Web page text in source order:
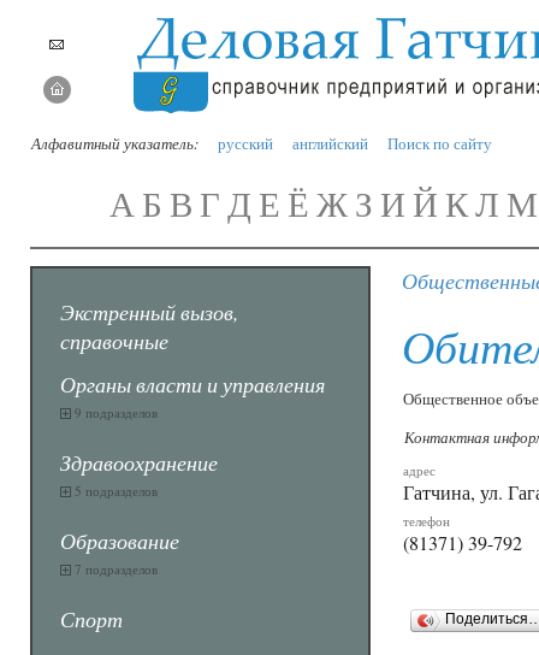
Алфавитный указатель: русский английский Поиск по сайту
АБ В ГД Е ЁЖЗ И Й КЛ М
Экстренный вызов,
справочные
Органы власти и управления
9 подразделов
Здравоохранение
5 подразделов
Образование
7 подразделов
Спорт
Общественное
Контактная
адрес
Гатчина, ул.
телефон
(81371) 39-792